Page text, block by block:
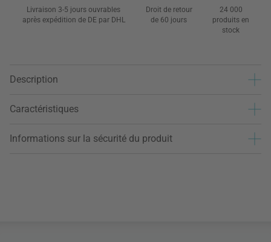
Livraison 3-5 jours ouvrables
après expédition de DE par DHL
Droit de retour
de 60 jours
24 000
produits en
stock
Description
Caractéristiques
Informations sur la sécurité du produit